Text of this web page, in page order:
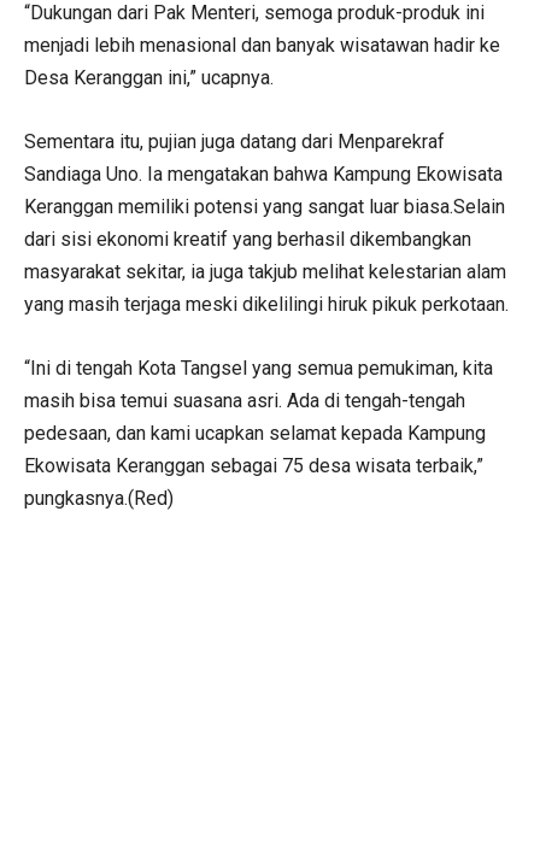
“Dukungan dari Pak Menteri, semoga produk-produk ini
menjadi lebih menasional dan banyak wisatawan hadir ke
Desa Keranggan ini,” ucapnya.
Sementara itu, pujian juga datang dari Menparekraf
Sandiaga Uno. Ia mengatakan bahwa Kampung Ekowisata
Keranggan memiliki potensi yang sangat luar biasa.Selain
dari sisi ekonomi kreatif yang berhasil dikembangkan
masyarakat sekitar, ia juga takjub melihat kelestarian alam
yang masih terjaga meski dikelilingi hiruk pikuk perkotaan.
“Ini di tengah Kota Tangsel yang semua pemukiman, kita
masih bisa temui suasana asri. Ada di tengah-tengah
pedesaan, dan kami ucapkan selamat kepada Kampung
Ekowisata Keranggan sebagai 75 desa wisata terbaik,”
pungkasnya.(Red)